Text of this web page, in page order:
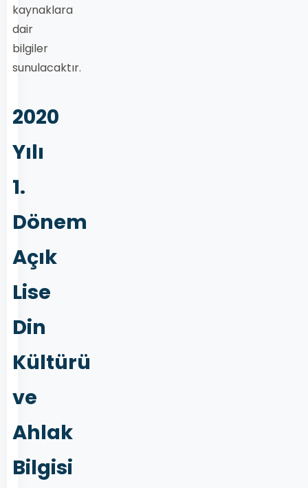
kaynaklara
dair
bilgiler
sunulacaktır.
2020
Yılı
1.
Dönem
Açık
Lise
Din
Kültürü
ve
Ahlak
Bilgisi